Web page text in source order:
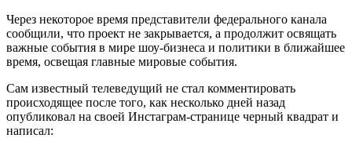
Через некоторое время представители федерального канала
сообщили, что проект не закрывается, а продолжит освящать
важные события в мире шоу-бизнеса и политики в ближайшее
время, освещая главные мировые события.
Сам известный телеведущий не стал комментировать
происходящее после того, как несколько дней назад
опубликовал на своей Инстаграм-странице черный квадрат и
написал: